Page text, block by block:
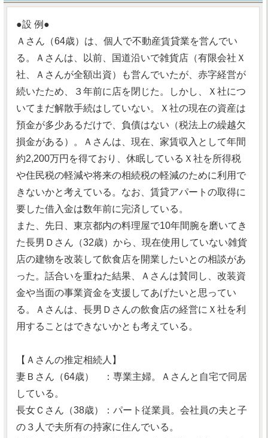
●設 例●
Ａさん（64歳）は、個人で不動産賃貸業を営んでい
る。Ａさんは、以前、国道沿いで雑貨店（有限会社Ｘ
社、Ａさんが全額出資）も営んでいたが、赤字経営が
続いたため、３年前に店を閉じた。しかし、Ｘ社につ
いてまだ解散手続はしていない。Ｘ社の現在の資産は
預金が多少あるだけで、負債はない（税法上の繰越欠
損金がある）。Ａさんは、現在、家賃収入として年間
約2,200万円を得ており、休眠しているＸ社を所得税
や住民税の軽減や将来の相続税の軽減のために利用で
きないかと考えている。なお、賃貸アパートの取得に
要した借入金は数年前に完済している。
また、先日、東京都内の料理屋で10年間腕を磨いてき
た長男Ｄさん（32歳）から、現在使用していない雑貨
店の建物を改装して飲食店を開業したいとの相談があ
った。話合いを重ねた結果、Ａさんは賛同し、改装資
金や当面の事業資金を支援してあげたいと思ってい
る。Ａさんは、長男Ｄさんの飲食店の経営にＸ社を利
用することはできないかとも考えている。
【Ａさんの推定相続人】
妻Ｂさん（64歳） ：専業主婦。Ａさんと自宅で同居
している。
長女Ｃさん（38歳）：パート従業員。会社員の夫と子
の３人で夫所有の持家に住んでいる。